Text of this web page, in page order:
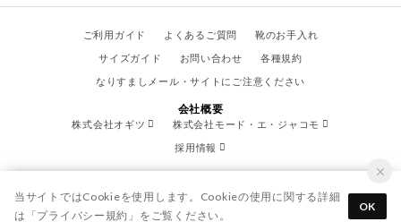
ご利用ガイド よくあるご質問
靴のお手入れ
サイズガイド
お問い合わせ
各種規約
なりすましメール・サイトにご注意ください
会社概要
株式会社オギツ
株式会社モード・エ・ジャコモ
採用情報
当サイトではCookieを使用します。Cookieの使用に関する詳細
は「プライバシー規約 」をご覧ください。
OK